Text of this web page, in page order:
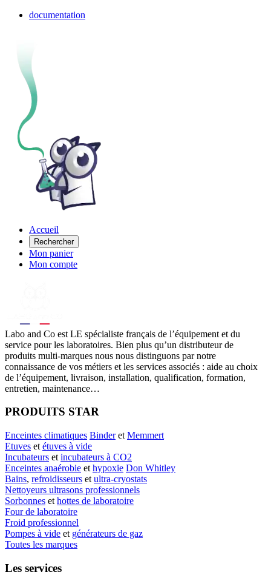
documentation
Accueil
Rechercher
Mon panier
Mon compte
Labo and Co est LE spécialiste français de l’équipement et du
service pour les laboratoires. Bien plus qu’un distributeur de
produits multi-marques nous nous distinguons par notre
connaissance de vos métiers et les services associés : aide au choix
de l’équipement, livraison, installation, qualification, formation,
entretien, maintenance…
PRODUITS STAR
Enceintes climatiques Binderet Memmert
Etuves et étuves à vide
Incubateurs et incubateurs à CO2
Enceintes anaérobie et hypoxie Don Whitley
Bains, refroidisseurs et ultra-cryostats
Nettoyeurs ultrasons professionnels
Sorbonnes et hottes de laboratoire
Four de laboratoire
Froid professionnel
Pompes à vide et générateurs de gaz
Toutes les marques
Les services